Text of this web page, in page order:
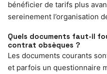
bénéficier de tarifs plus
sereinement l’organisation
Quels documents faut-il
contrat obsèques ?
Les documents courants
et parfois un questionnaire